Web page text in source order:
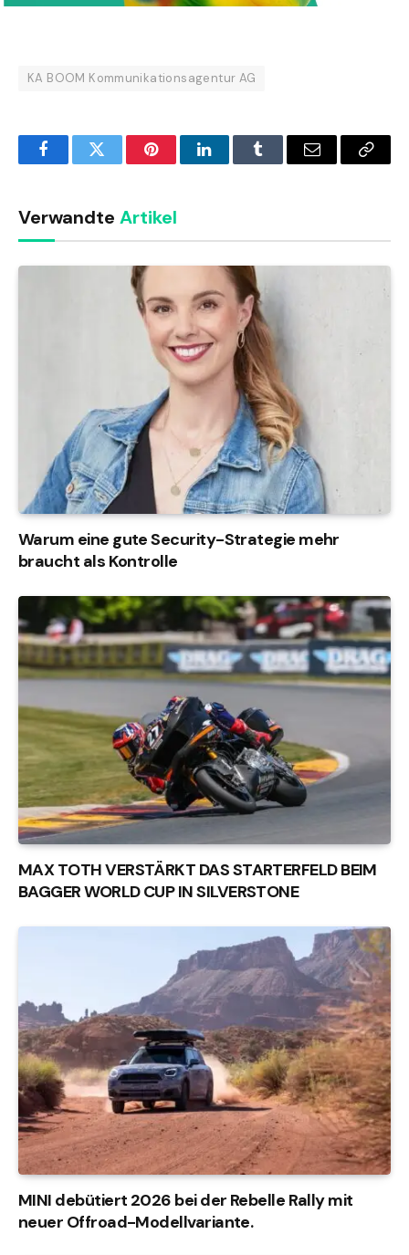
KA BOOM Kommunikationsagentur AG
FacebookTwitter PinterestLinkedInTumblr Email
Copy
Verwandte Artikel
Warum eine gute Security-Strategie mehr
braucht als Kontrolle
MAX TOTH VERSTÄRKT DAS STARTERFELD BEIM
BAGGER WORLD CUP IN SILVERSTONE
MINI debütiert 2026 bei der Rebelle Rally mit
neuer Offroad-Modellvariante.